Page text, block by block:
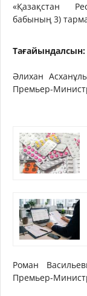
«Қазақстан
бабының 3)
Тағайындалсын:
Әлихан
Премьер-
Роман
Премьер-